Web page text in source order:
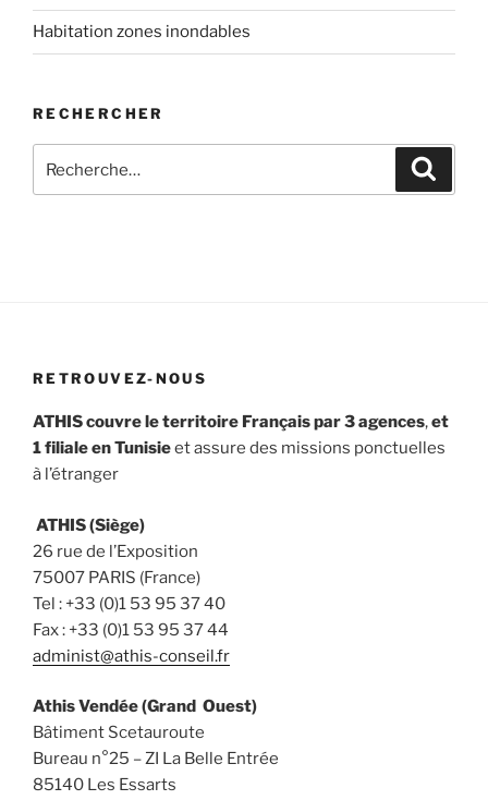
Habitation zones inondables
RECHERCHER
pour
RETROUVEZ-NOUS
ATHIS couvre le territoire Français par 3 agences,et
1 filiale en Tunisieet assure des missions ponctuelles
à l’étranger
ATHIS (Siège)
26 rue de l’Exposition
75007 PARIS (France)
Tel : +33 (0)1 53 95 37 40
Fax : +33 (0)1 53 95 37 44
administ@athis-conseil.fr
Athis Vendée (Grand Ouest)
Bâtiment Scetauroute
Bureau n°25 – ZI La Belle Entrée
85140 Les Essarts